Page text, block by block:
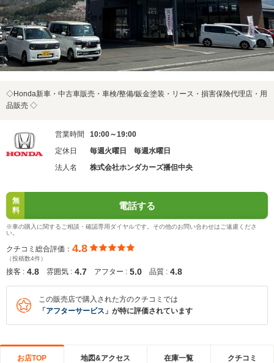
◇Honda新車・中古車販売・車検/整備/鈑金塗装・リース・損害保険代理店・用
品販売 ◇
営業時間
10:00～19:00
定休日
毎週火曜日 毎週水曜日
法人名
株式会社ホンダカーズ播但中央
無
料
電話する
※車の購入に関するご相談・確認専用ダイヤルです。その他のお問い合わせはご遠慮くださ
い。
クチコミ総合評価： 4.8
（投稿数4件）
接客 : 4.8 雰囲気 : 4.7 アフター : 5.0 品質 : 4.8
この販売店で購入された方のクチコミでは
「 アフターサービス 」が特に評価されています
お店TOP 地図&アクセス 在庫一覧 クチコミ